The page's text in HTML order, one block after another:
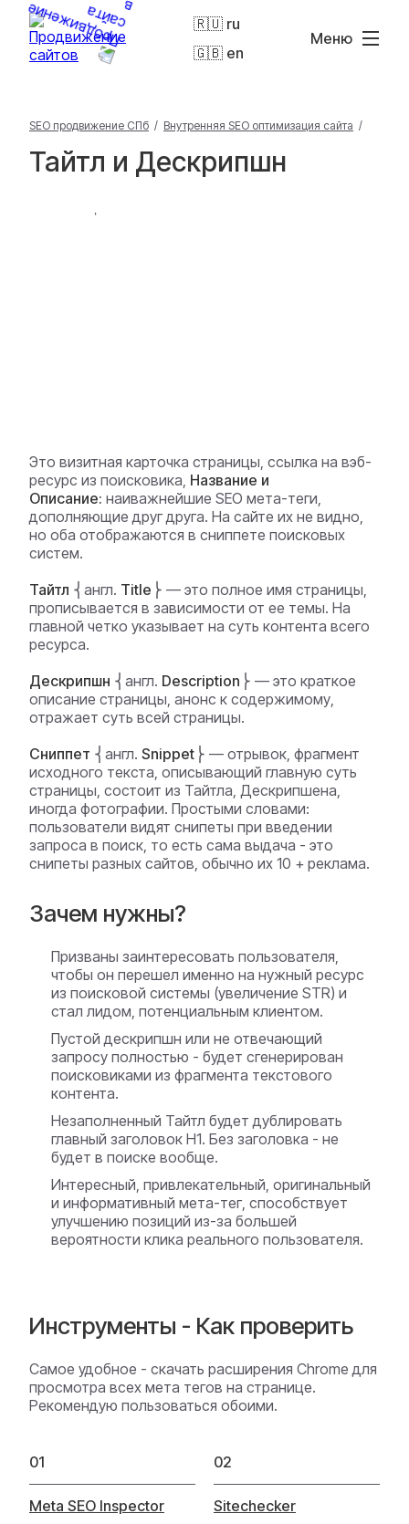
🇷🇺 ru
🇬🇧 en
Меню
SEO продвижение СПб / Внутренняя SEO оптимизация сайта /
Тайтл и Дескрипшн
Это визитная карточка страницы, ссылка на вэб-
ресурс из поисковика, Название и
Описание: наиважнейшие SEO мета-теги,
дополняющие друг друга. На сайте их не видно,
но оба отображаются в сниппете поисковых
систем.
Тайтл ⎨англ. Title ⎬ — это полное имя страницы,
прописывается в зависимости от ее темы. На
главной четко указывает на суть контента всего
ресурса.
Дескрипшн ⎨англ. Description ⎬ — это краткое
описание страницы, анонс к содержимому,
отражает суть всей страницы.
Сниппет ⎨англ. Snippet ⎬ — отрывок, фрагмент
исходного текста, описывающий главную суть
страницы, состоит из Тайтла, Дескрипшена,
иногда фотографии. Простыми словами:
пользователи видят снипеты при введении
запроса в поиск, то есть сама выдача - это
снипеты разных сайтов, обычно их 10 + реклама.
Зачем нужны?
Призваны заинтересовать пользователя,
чтобы он перешел именно на нужный ресурс
из поисковой системы (увеличение STR) и
стал лидом, потенциальным клиентом.
Пустой дескрипшн или не отвечающий
запросу полностью - будет сгенерирован
поисковиками из фрагмента текстового
контента.
Незаполненный Тайтл будет дублировать
главный заголовок H1. Без заголовка - не
будет в поиске вообще.
Интересный, привлекательный, оригинальный
и информативный мета-тег, способствует
улучшению позиций из-за большей
вероятности клика реального пользователя.
Инструменты - Как проверить
Самое удобное - скачать расширения Chrome для
просмотра всех мета тегов на странице.
Рекомендую пользоваться обоими.
01
Meta SEO Inspector
02
Sitechecker